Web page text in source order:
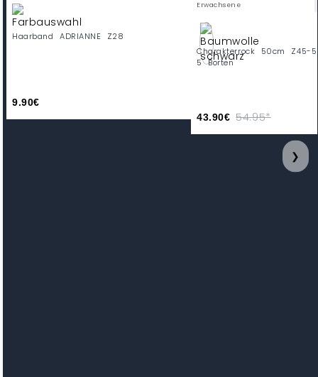
Haarband ADRIANNE Z28
9.90€
Erwachsene
Charakterrock 50cm Z45-5
5 Borten
43.90€ 54.95*
❯